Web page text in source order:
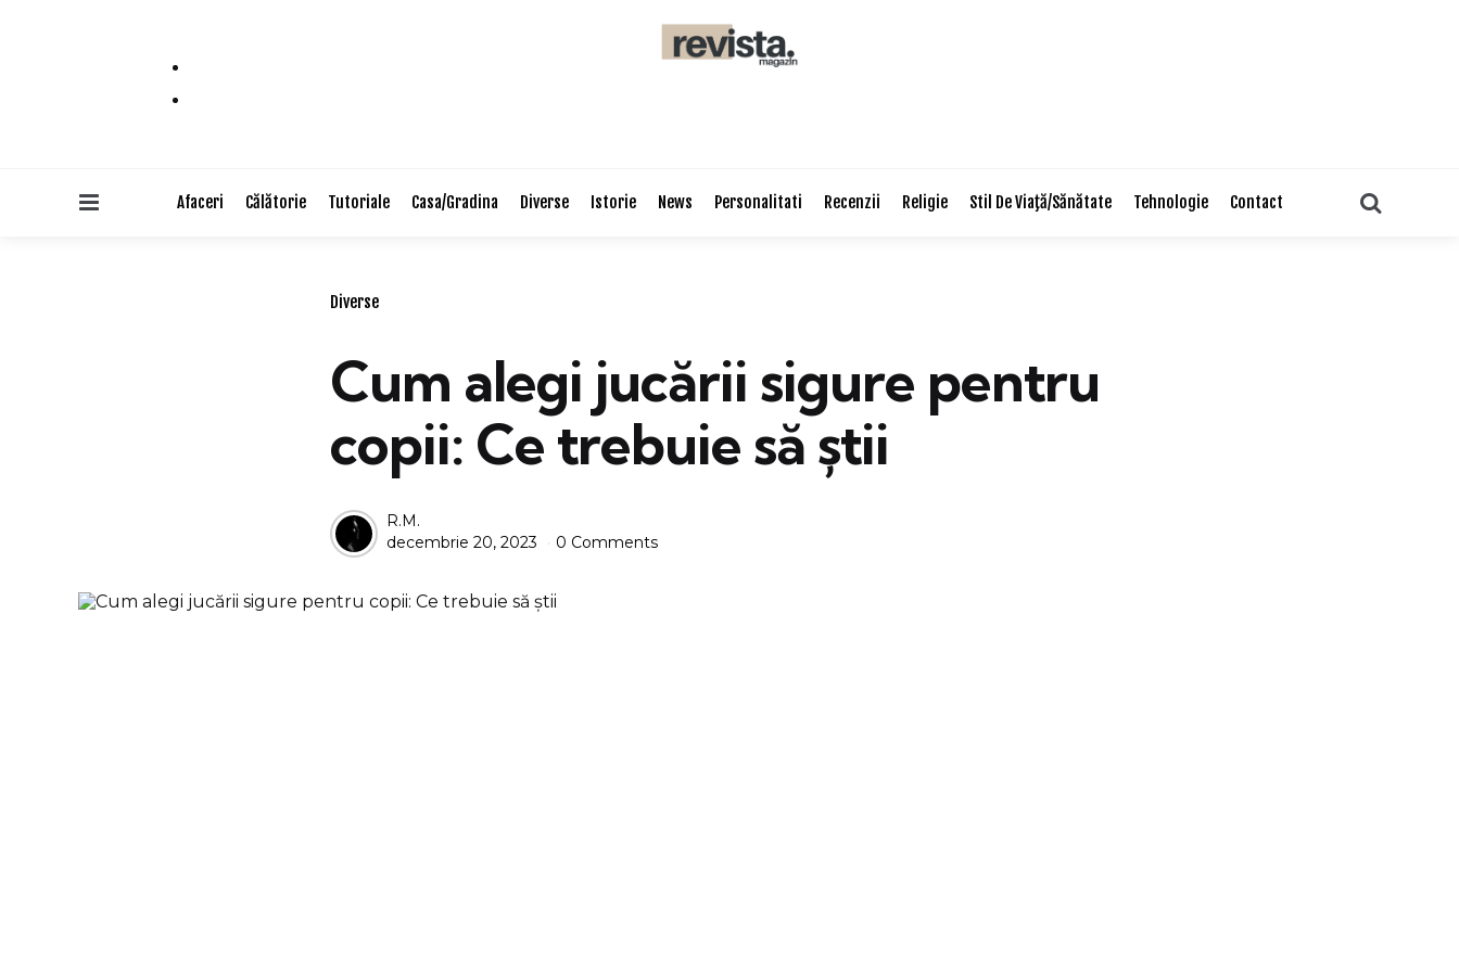
Afaceri Călătorie Tutoriale Casa/Gradina Diverse Istorie News Personalitati Recenzii Religie Stil De Viaţă/Sănătate Tehnologie Contact
Categories
Diverse
Cum alegi jucării sigure pentru
copii: Ce trebuie să știi
Posted
by
R.M.
decembrie 20, 2023
0 Comments